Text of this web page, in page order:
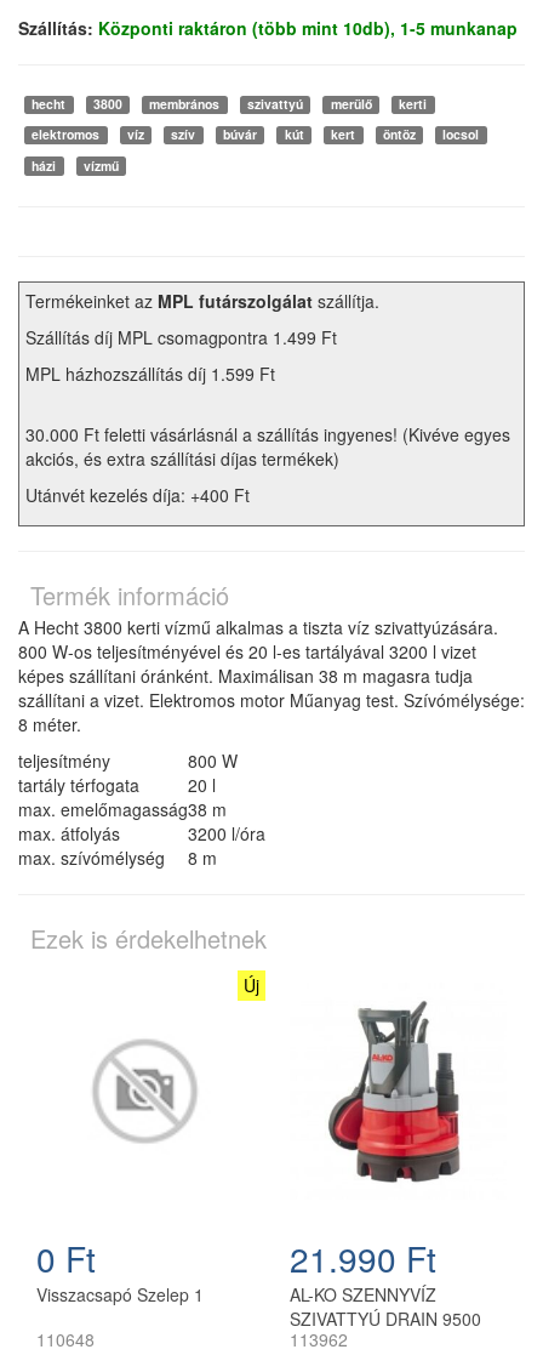
Szállítás: Központi raktáron (több mint 10db), 1-5 munkanap
hecht 3800 membrános szivattyú merülő
kerti
elektromos
víz szív búvár kút kert öntöz
locsol
házi
vízmű
Termékeinket az MPL futárszolgálat szállítja.
Szállítás díj MPL csomagpontra 1.499 Ft
MPL házhozszállítás díj 1.599 Ft
30.000 Ft feletti vásárlásnál a szállítás ingyenes! (Kivéve egyes
akciós, és extra szállítási díjas termékek)
Utánvét kezelés díja: +400 Ft
Termék információ
A Hecht 3800 kerti vízmű alkalmas a tiszta víz szivattyúzására.
800 W-os teljesítményével és 20 l-es tartályával 3200 l vizet
képes szállítani óránként. Maximálisan 38 m magasra tudja
szállítani a vizet. Elektromos motor Műanyag test. Szívómélysége:
8 méter.
teljesítmény
800 W
tartály térfogata
20 l
max. emelőmagasság38 m
max. átfolyás
3200 l/óra
max. szívómélység
8 m
Ezek is érdekelhetnek
Új
0 Ft
Visszacsapó Szelep 1
110648
21.990 Ft
AL-KO SZENNYVÍZ
SZIVATTYÚ DRAIN 9500
EASY
113962